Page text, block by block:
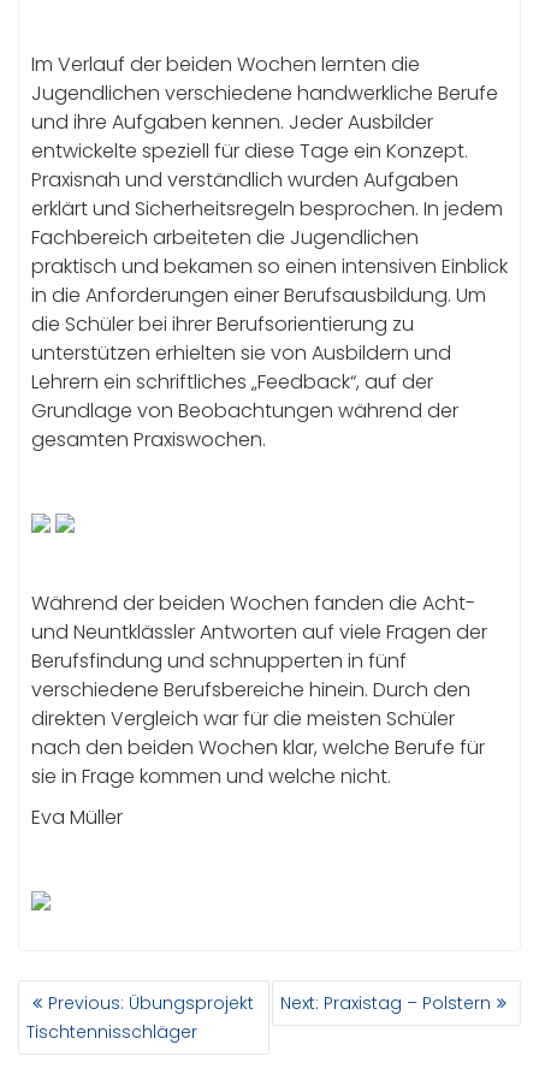
Im Verlauf der beiden Wochen lernten die
Jugendlichen verschiedene handwerkliche Berufe
und ihre Aufgaben kennen. Jeder Ausbilder
entwickelte speziell für diese Tage ein Konzept.
Praxisnah und verständlich wurden Aufgaben
erklärt und Sicherheitsregeln besprochen. In jedem
Fachbereich arbeiteten die Jugendlichen
praktisch und bekamen so einen intensiven Einblick
in die Anforderungen einer Berufsausbildung. Um
die Schüler bei ihrer Berufsorientierung zu
unterstützen erhielten sie von Ausbildern und
Lehrern ein schriftliches „Feedback“, auf der
Grundlage von Beobachtungen während der
gesamten Praxiswochen.
Während der beiden Wochen fanden die Acht-
und Neuntklässler Antworten auf viele Fragen der
Berufsfindung und schnupperten in fünf
verschiedene Berufsbereiche hinein. Durch den
direkten Vergleich war für die meisten Schüler
nach den beiden Wochen klar, welche Berufe für
sie in Frage kommen und welche nicht.
Eva Müller
BEITRAGSNAVIGATION
Previous: Previous
post:
Übungsprojekt
Tischtennisschläger
Next: Next
post:
Praxistag – Polstern